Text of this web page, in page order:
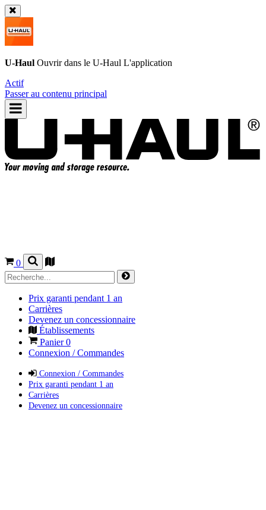
U-Haul Ouvrir dans le U-Haul L'application
Actif
Passer au contenu principal
0
Prix garanti pendant 1 an
Carrières
Devenez un concessionnaire
Établissements
Panier0
Connexion / Commandes
Connexion / Commandes
Prix garanti pendant 1 an
Carrières
Devenez un concessionnaire